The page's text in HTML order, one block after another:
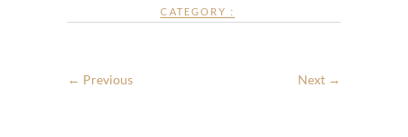
CATEGORY :
← Previous Next →